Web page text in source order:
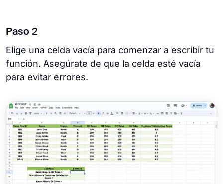
Paso 2
Elige una celda vacía para comenzar a escribir tu
función. Asegúrate de que la celda esté vacía
para evitar errores.